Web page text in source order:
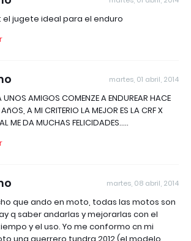
el jugete ideal para el enduro
martes, 01 abril, 2014
AMIGOS COMENZE A ENDUREAR HACE
A MI CRITERIO LA MEJOR ES LA CRF X
ME DA MUCHAS FELICIDADES.....
martes, 08 abril, 2014
que ando en moto, todas las motos son
q saber andarlas y mejorarlas con el
y el uso. Yo me conformo cn mi